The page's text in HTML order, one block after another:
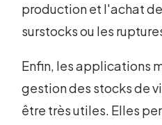
production et l'achat
surstocks ou les
Enfin, les applications
gestion des stocks de
être très utiles. Elles